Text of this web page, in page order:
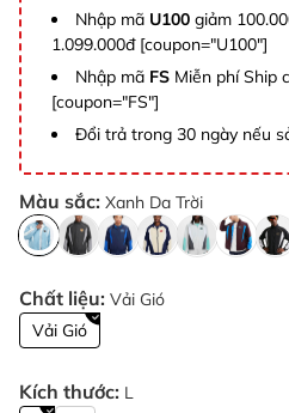
Nhập mã U100 giảm
1.099.000đ [coupon="U100"]
Nhập mã FS Miễn phí Ship
[coupon="FS"]
Đổi trả trong 30 ngày nếu
Màu sắc: Xanh Da Trời
Chất liệu: Vải Gió
Vải Gió
Kích thước: L